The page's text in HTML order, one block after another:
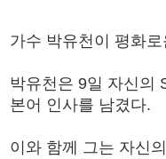
가수 박유천이 평화
박유천은 9일 자신의
본어 인사를 남겼다.
이와 함께 그는 자신